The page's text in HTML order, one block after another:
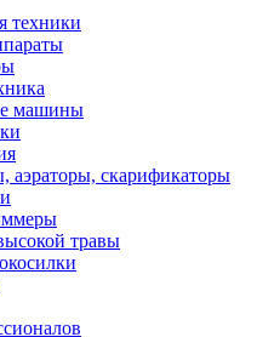
техники
машины
аэраторы, скарификаторы
травы